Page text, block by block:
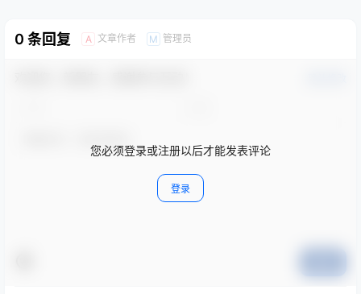
0 条回复 A 文章作者 M 管理员
您必须登录或注册以后才能发表评论
登录